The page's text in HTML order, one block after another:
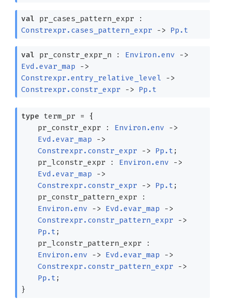
val pr_cases_pattern_expr :
Constrexpr.cases_pattern_expr
-> Pp.t
val pr_constr_expr_n : Environ.env
->
Evd.evar_map
->
Constrexpr.entry_relative_level
->
Constrexpr.constr_expr
-> Pp.t
type term_pr =
{
pr_constr_expr : Environ.env
->
Evd.evar_map
->
Constrexpr.constr_expr
-> Pp.t ;
pr_lconstr_expr : Environ.env
->
Evd.evar_map
->
Constrexpr.constr_expr
-> Pp.t ;
pr_constr_pattern_expr :
Environ.env
-> Evd.evar_map
->
Constrexpr.constr_pattern_expr
->
Pp.t ;
pr_lconstr_pattern_expr :
Environ.env
-> Evd.evar_map
->
Constrexpr.constr_pattern_expr
->
Pp.t ;
}